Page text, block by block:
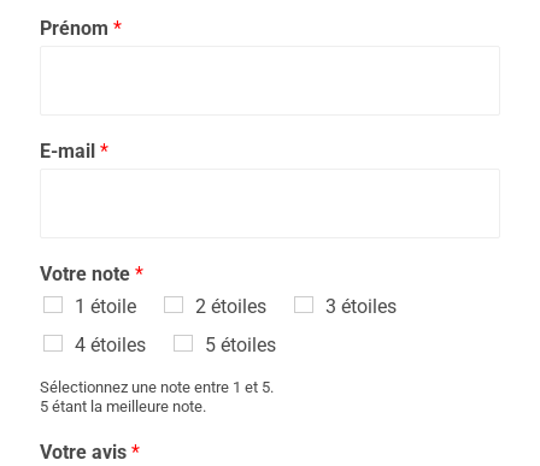
Prénom*
E-mail*
Votre note*
1 étoile
2 étoiles
3 étoiles
4 étoiles
5 étoiles
Sélectionnez une note entre 1 et 5.
5 étant la meilleure note.
Votre avis*